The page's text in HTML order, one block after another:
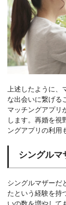
上述したように、
な出会いに繋げる
マッチングアプリ
します。再婚を視
ングアプリの利用
シングルマ
シングルマザーだ
たという経験を持